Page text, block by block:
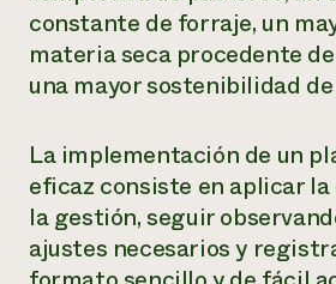
constante de forraje, un
materia seca procedente
una mayor sostenibilidad
La implementación de un
eficaz consiste en aplicar
la gestión, seguir
ajustes necesarios y